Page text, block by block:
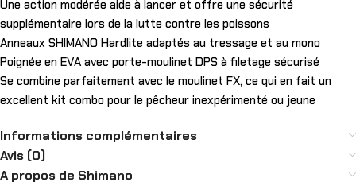
Une action modérée aide à lancer et offre une sécurité
supplémentaire lors de la lutte contre les poissons
Anneaux SHIMANO Hardlite adaptés au tressage et au mono
Poignée en EVA avec porte-moulinet DPS à filetage sécurisé
Se combine parfaitement avec le moulinet FX, ce qui en fait un
excellent kit combo pour le pêcheur inexpérimenté ou jeune
Informations complémentaires
Avis (0)
A propos de Shimano